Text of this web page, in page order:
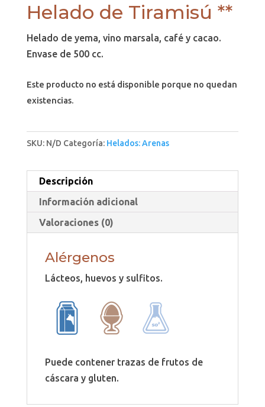
Helado de Tiramisú **
Helado de yema, vino marsala, café y cacao.
Envase de 500 cc.
Este producto no está disponible porque no quedan
existencias.
SKU: N/D Categoría: Helados: Arenas
Descripción
Información adicional
Valoraciones (0)
Alérgenos
Lácteos, huevos y sulfitos.
Puede contener trazas de frutos de
cáscara y gluten.